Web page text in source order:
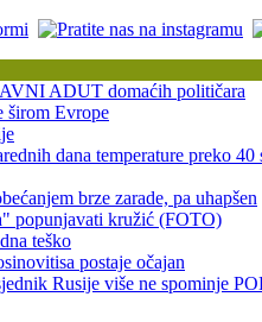
ADUT domaćih političara
širom Evrope
dana temperature preko 40
brze zarade, pa uhapšen
popunjavati kružić (FOTO)
teško
postaje očajan
Rusije više ne spominje